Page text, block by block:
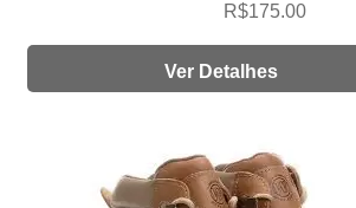
R$175.00
Ver Detalhes